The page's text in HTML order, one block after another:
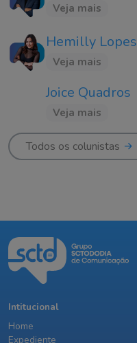
Veja mais
Hemilly Lopes
Veja mais
Joice Quadros
Veja mais
Todos os colunistas
Intitucional
Home
Expediente